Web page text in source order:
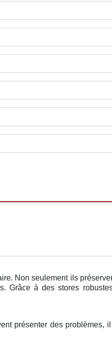
Non seulement ils
Grâce à des stores
présenter des problèmes,